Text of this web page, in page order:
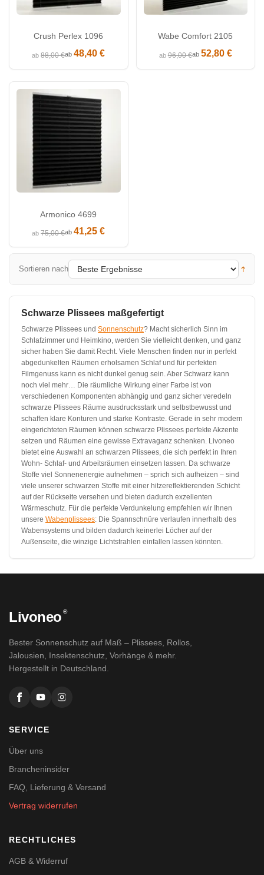
Crush Perlex 1096
ab88,00 €ab48,40 €
Wabe Comfort 2105
ab96,00 €ab 52,80 €
Armonico 4699
ab75,00 €ab41,25 €
Sortieren nach
Schwarze Plissees maßgefertigt
Schwarze Plissees und Sonnenschutz? Macht sicherlich Sinn im
Schlafzimmer und Heimkino, werden Sie vielleicht denken, und ganz
sicher haben Sie damit Recht. Viele Menschen finden nur in perfekt
abgedunkelten Räumen erholsamen Schlaf und für perfekten
Filmgenuss kann es nicht dunkel genug sein. Aber Schwarz kann
noch viel mehr… Die räumliche Wirkung einer Farbe ist von
verschiedenen Komponenten abhängig und ganz sicher veredeln
schwarze Plissees Räume ausdrucksstark und selbstbewusst und
schaffen klare Konturen und starke Kontraste. Gerade in sehr modern
eingerichteten Räumen können schwarze Plissees perfekte Akzente
setzen und Räumen eine gewisse Extravaganz schenken. Livoneo
bietet eine Auswahl an schwarzen Plissees, die sich perfekt in Ihren
Wohn- Schlaf- und Arbeitsräumen einsetzen lassen. Da schwarze
Stoffe viel Sonnenenergie aufnehmen – sprich sich aufheizen – sind
viele unserer schwarzen Stoffe mit einer hitzereflektierenden Schicht
auf der Rückseite versehen und bieten dadurch exzellenten
Wärmeschutz. Für die perfekte Verdunkelung empfehlen wir Ihnen
unsere Wabenplissees: Die Spannschnüre verlaufen innerhalb des
Wabensystems und bilden dadurch keinerlei Löcher auf der
Außenseite, die winzige Lichtstrahlen einfallen lassen könnten.
Livoneo ®
Bester Sonnenschutz auf Maß – Plissees, Rollos,
Jalousien, Insektenschutz, Vorhänge & mehr.
Hergestellt in Deutschland.
SERVICE
Über uns
Brancheninsider
FAQ, Lieferung & Versand
Vertrag widerrufen
RECHTLICHES
AGB & Widerruf